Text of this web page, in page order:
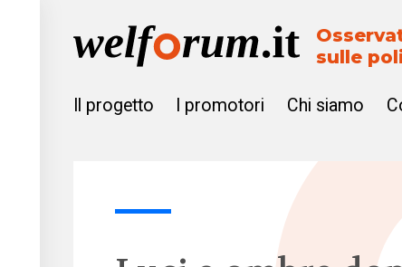
sulle
Il progetto I promotori Chi siamo